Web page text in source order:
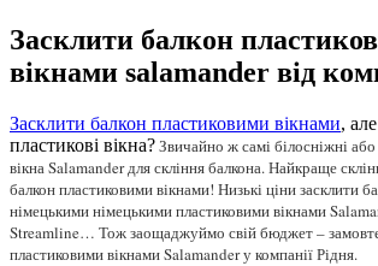
Засклити балкон
вікнами salamander від
Засклити балкон пластиковими вікнами,
пластикові вікна?Звичайно ж самі білосніжні або
вікна Salamander для скління балкона. Найкраще
балкон пластиковими вікнами! Низькі ціни засклити
німецькими німецькими пластиковими вікнами
Streamline… Тож заощаджуймо свій бюджет – замовте
пластиковими вікнами Salamander у компанії Рідня.